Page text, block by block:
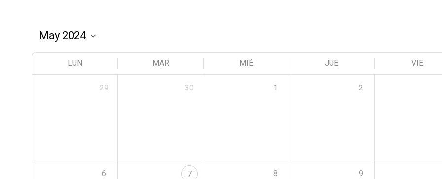
LUN MAR MIÉ JUE VIE
29 30 1 2
6 7 8 9